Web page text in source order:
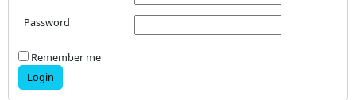
Password
Remember me
Login